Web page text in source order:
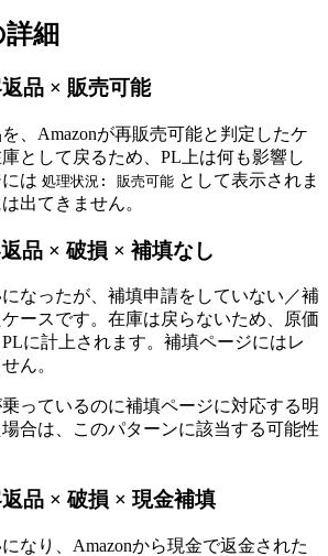
細
品 × 販売可能
、Amazonが再販売可能と判定したケ
として戻るため、PL上は何も影響し
は 処理状況: 販売可能 として表示されま
出てきません。
品 × 破損 × 補填なし
なったが、補填申請をしていない／補
ースです。在庫は戻らないため、原価
に計上されます。補填ページにはレ
ん。
乗っているのに補填ページに対応する明
合は、このパターンに該当する可能性
品 × 破損 × 現金補填
なり、Amazonから現金で返金された